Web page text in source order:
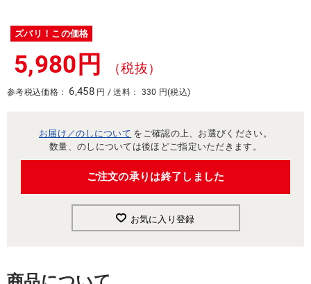
ズバリ！この価格
5,980円 （税抜）
参考税込価格： 6,458円 / 送料： 330 円(税込)
お届け／のしについて をご確認の上、お選びください。
数量、のしについては後ほどご指定いただきます。
ご注文の承りは終了しました
お気に入り登録